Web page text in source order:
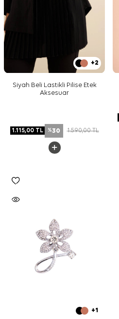
+2
Siyah Beli Lastikli Pilise Etek
Aksesuar
1.115,00TL %30 1.590,00TL
+1